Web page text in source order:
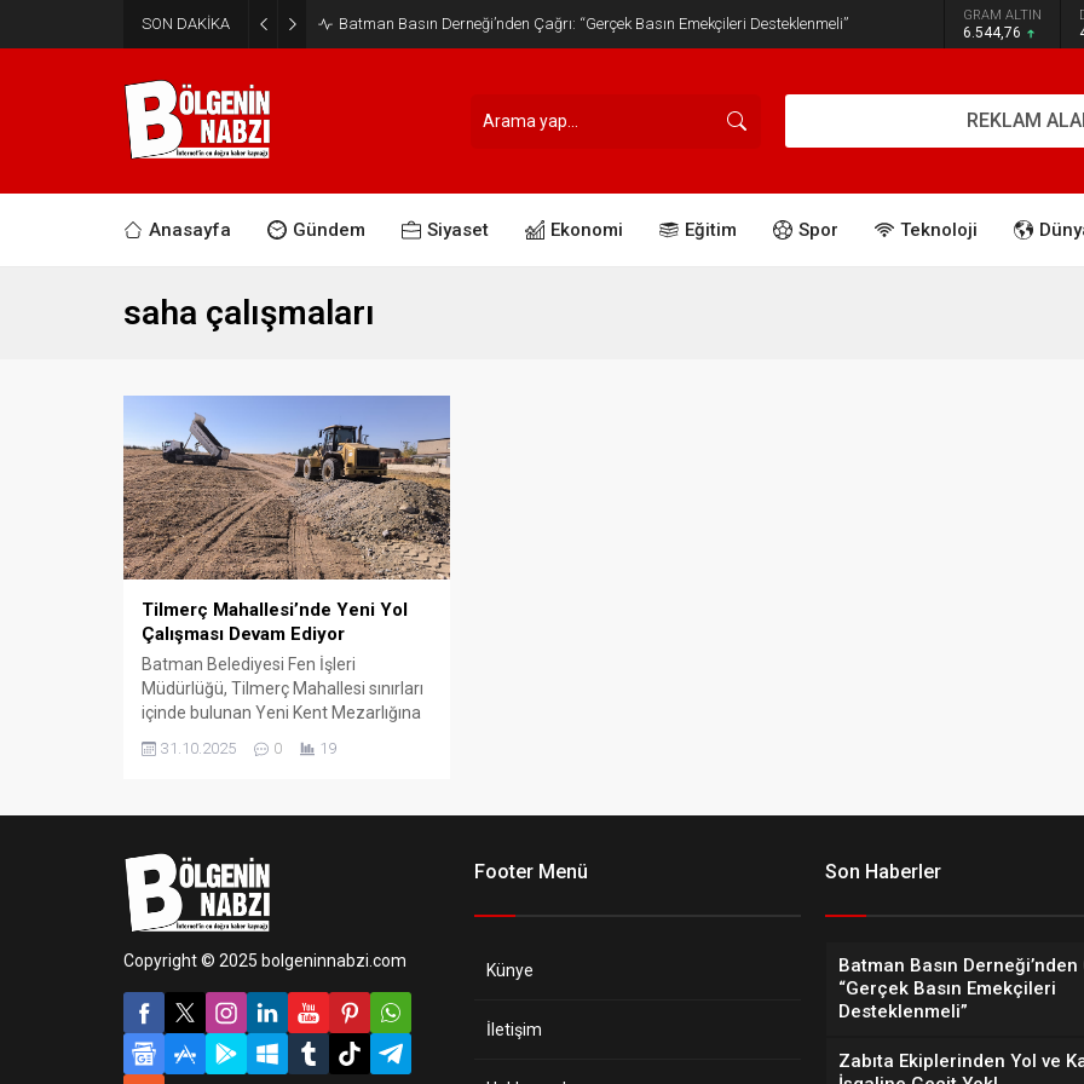
SON DAKİKA Batman Basın Derneği’nden Çağrı: “Gerçek Basın Emekçileri Desteklenmeli” GRAM ALTIN
6.544,76
REKLAM
Anasayfa Gündem Siyaset Ekonomi Eğitim Spor Teknoloji
saha çalışmaları
Tilmerç Mahallesi’nde Yeni Yol
Çalışması Devam Ediyor
Batman Belediyesi Fen İşleri
Müdürlüğü, Tilmerç Mahallesi sınırları
içinde bulunan Yeni Kent Mezarlığına
Marangozlar Sitesi civarında yeni yol
31.10.2025 0 19
Copyright © 2025 bolgeninnabzi.com
Footer Menü
Künye
İletişim
Son Haberler
Batman Basın Derneği’nden
“Gerçek Basın Emekçileri
Desteklenmeli”
Zabıta Ekiplerinden Yol ve